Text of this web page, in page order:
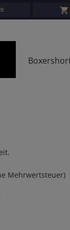
Mehrwertsteuer)